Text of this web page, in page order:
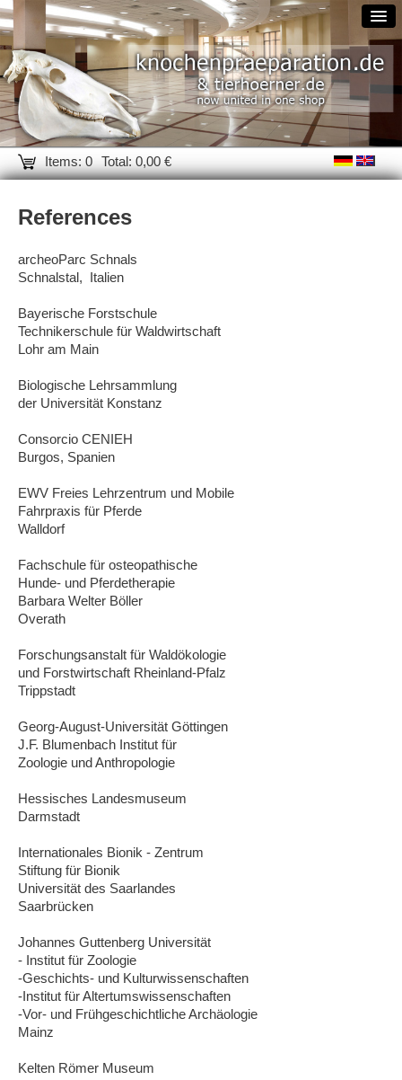
Items: 0 Total: 0,00 €
References
archeoParc Schnals
Schnalstal, Italien
Bayerische Forstschule
Technikerschule für Waldwirtschaft
Lohr am Main
Biologische Lehrsammlung
der Universität Konstanz
Consorcio CENIEH
Burgos, Spanien
EWV Freies Lehrzentrum und Mobile
Fahrpraxis für Pferde
Walldorf
Fachschule für osteopathische
Hunde- und Pferdetherapie
Barbara Welter Böller
Overath
Forschungsanstalt für Waldökologie
und Forstwirtschaft Rheinland-Pfalz
Trippstadt
Georg-August-Universität Göttingen
J.F. Blumenbach Institut für
Zoologie und Anthropologie
Hessisches Landesmuseum
Darmstadt
Internationales Bionik - Zentrum
Stiftung für Bionik
Universität des Saarlandes
Saarbrücken
Johannes Guttenberg Universität
- Institut für Zoologie
-Geschichts- und Kulturwissenschaften
-Institut für Altertumswissenschaften
-Vor- und Frühgeschichtliche Archäologie
Mainz
Kelten Römer Museum